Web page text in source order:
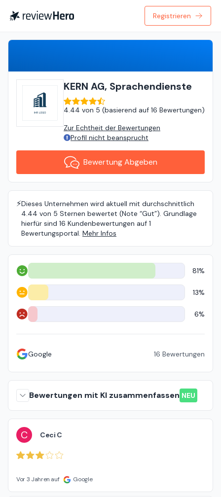
Registrieren
KERN AG, Sprachendienste
4.44 von 5 (basierend auf 16 Bewertungen)
Zur Echtheit der Bewertungen
Profil nicht beansprucht
Bewertung Abgeben
⚡️Dieses Unternehmen wird aktuell mit durchschnittlich
4.44 von 5 Sternen bewertet (Note “Gut”). Grundlage
hierfür sind 16 Kundenbewertungen auf 1
Bewertungsportal. Mehr Infos
Positiv 81%
Neutral 13%
Negativ 6%
Google 16 Bewertungen
Bewertungen mit KI zusammenfassen NEU
C Ceci C
Vor 3 Jahren auf Google